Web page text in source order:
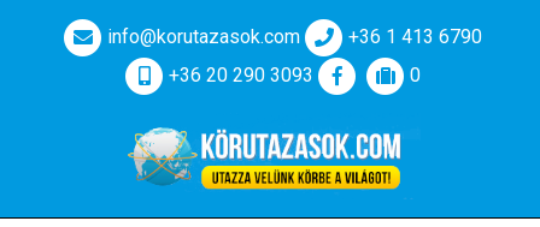
info@korutazasok.com
+36 1 413 6790
+36 20 290 3093
0